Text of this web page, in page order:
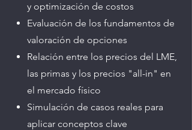
y optimización de costos
Evaluación de los fundamentos de
valoración de opciones
Relación entre los precios del LME,
las primas y los precios "all-in" en
el mercado físico
Simulación de casos reales para
aplicar conceptos clave